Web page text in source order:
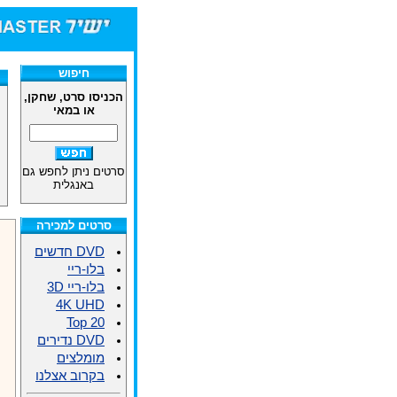
חיפוש
הכניסו סרט, שחקן,
או במאי
סרטים ניתן לחפש גם
באנגלית
סרטים למכירה
DVD חדשים
בלו-ריי
בלו-ריי 3D
4K UHD
Top 20
DVD נדירים
מומלצים
בקרוב אצלנו